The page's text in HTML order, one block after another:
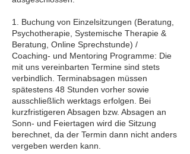
1. Buchung von Einzelsitzungen (Beratung,
Psychotherapie, Systemische Therapie &
Beratung, Online Sprechstunde) /
Coaching- und Mentoring Programme: Die
mit uns vereinbarten Termine sind stets
verbindlich. Terminabsagen müssen
spätestens 48 Stunden vorher sowie
ausschließlich werktags erfolgen. Bei
kurzfristigeren Absagen bzw. Absagen an
Sonn- und Feiertagen wird die Sitzung
berechnet, da der Termin dann nicht anders
vergeben werden kann.